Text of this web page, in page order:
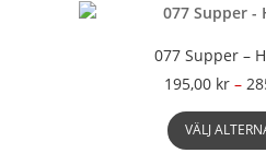
077 Supper –
195,00 kr –
VÄLJ